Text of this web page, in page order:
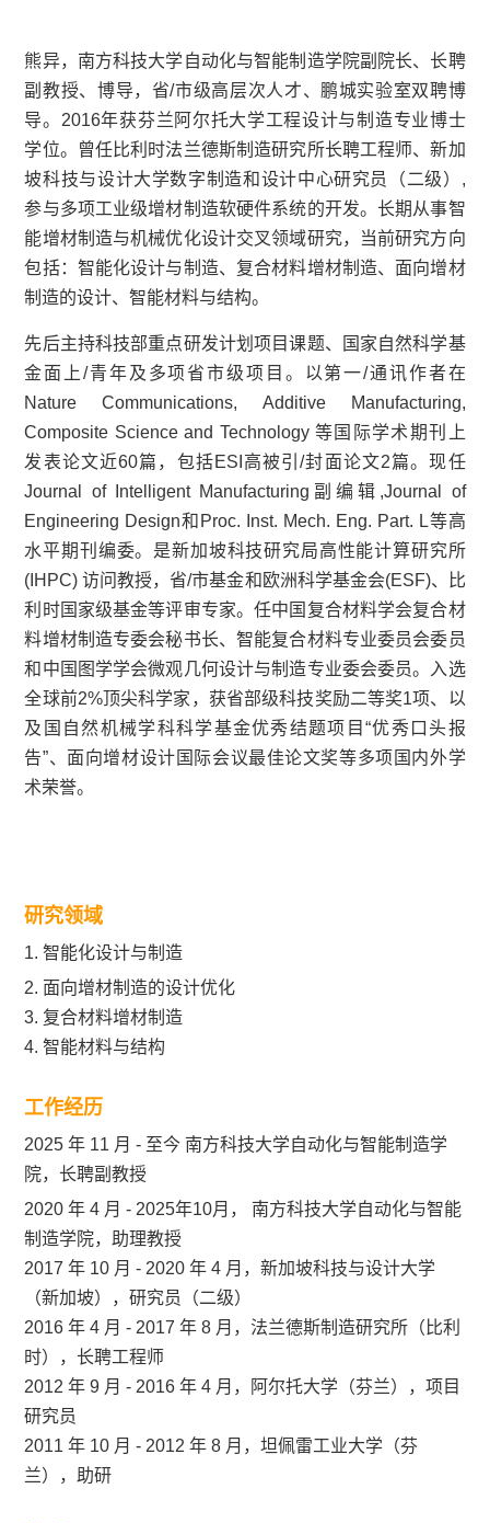
熊异，南方科技大学自动化与智能制造学院副院长、长聘
副教授、博导，省/市级高层次人才、鹏城实验室双聘博
导。2016年获芬兰阿尔托大学工程设计与制造专业博士
学位。曾任比利时法兰德斯制造研究所长聘工程师、新加
坡科技与设计大学数字制造和设计中心研究员（二级）,
参与多项工业级增材制造软硬件系统的开发。长期从事智
能增材制造与机械优化设计交叉领域研究，当前研究方向
包括：智能化设计与制造、复合材料增材制造、面向增材
制造的设计、智能材料与结构。
先后主持科技部重点研发计划项目课题、国家自然科学基
金面上/青年及多项省市级项目。以第一/通讯作者在
Nature Communications, Additive Manufacturing,
Composite Science and Technology 等国际学术期刊上
发表论文近60篇，包括ESI高被引/封面论文2篇。现任
Journal of Intelligent Manufacturing副编辑,Journal of
Engineering Design和Proc. Inst. Mech. Eng. Part. L等高
水平期刊编委。是新加坡科技研究局高性能计算研究所
(IHPC) 访问教授，省/市基金和欧洲科学基金会(ESF)、比
利时国家级基金等评审专家。任中国复合材料学会复合材
料增材制造专委会秘书长、智能复合材料专业委员会委员
和中国图学学会微观几何设计与制造专业委会委员。入选
全球前2%顶尖科学家，获省部级科技奖励二等奖1项、以
及国自然机械学科科学基金优秀结题项目“优秀口头报
告”、面向增材设计国际会议最佳论文奖等多项国内外学
术荣誉。
研究领域
1. 智能化设计与制造
2. 面向增材制造的设计优化
3. 复合材料增材制造
4. 智能材料与结构
工作经历
2025 年 11 月 - 至今 南方科技大学自动化与智能制造学
院，长聘副教授
2020 年 4 月 - 2025年10月， 南方科技大学自动化与智能
制造学院，助理教授
2017 年 10 月 - 2020 年 4 月，新加坡科技与设计大学
（新加坡），研究员（二级）
2016 年 4 月 - 2017 年 8 月，法兰德斯制造研究所（比利
时），长聘工程师
2012 年 9 月 - 2016 年 4 月，阿尔托大学（芬兰），项目
研究员
2011 年 10 月 - 2012 年 8 月，坦佩雷工业大学（芬
兰），助研